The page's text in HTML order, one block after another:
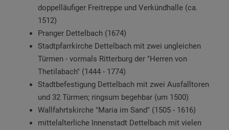
doppelläufiger Freitreppe und Verkündhalle (ca.
1512)
Pranger Dettelbach (1674)
Stadtpfarrkirche Dettelbach mit zwei ungleichen
Türmen - vormals Ritterburg der "Herren von
Thetilabach" (1444 - 1774)
Stadtbefestigung Dettelbach mit zwei Ausfalltoren
und 32 Türmen; ringsum begehbar (um 1500)
Wallfahrtskirche "Maria im Sand" (1505 - 1616)
mittelalterliche Innenstadt Dettelbach mit vielen